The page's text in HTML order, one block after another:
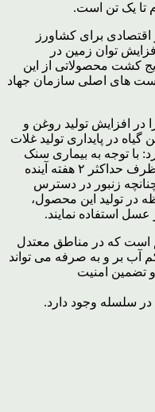
اقتصادی برای کشاورز
توان زمین در
کشت محصولاتی از این
های اصلی سازمان جهاد
در افزایش تولید روغن و
در پایداری تولید غلات
با توجه به بیماری سنک
کلزا به کشاورزان توصیه می کنیم که ظرف حداکثر ۲ هفته آینده
زنبور در دسترس
در تولید این محصول،
استفاده نمایند.
است که در مناطق معتدل
بر و به صرفه می تواند
تضمین امنیت